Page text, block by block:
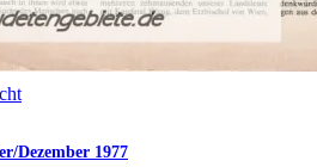
Dezember 1977